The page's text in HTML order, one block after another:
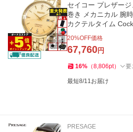
セイコー プレザー
巻き メカニカル 腕
カクテルタイム
20%OFF価格
67,760円
16% （8,806pt） 要
最短8/11お届け
PRESAGE